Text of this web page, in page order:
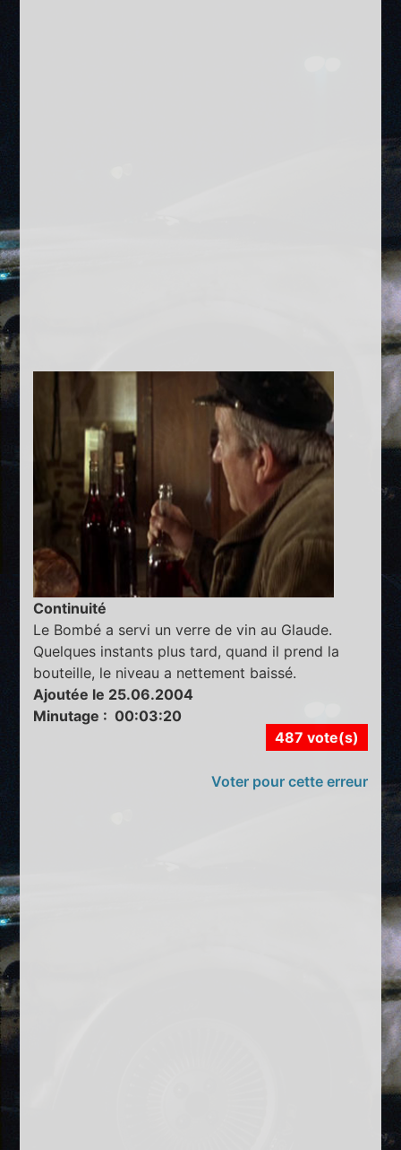
Continuité
Le Bombé a servi un verre de vin au Glaude.
Quelques instants plus tard, quand il prend la
bouteille, le niveau a nettement baissé.
Ajoutée le 25.06.2004
Minutage : 00:03:20
487 vote(s)
Voter pour cette erreur